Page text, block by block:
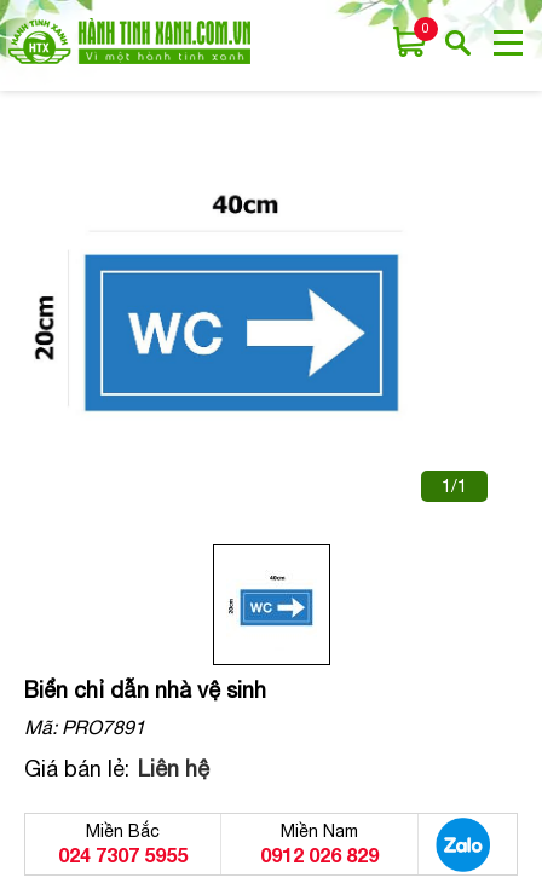
0
1/1
Biển chỉ dẫn nhà vệ sinh
Mã:PRO7891
Giá bán lẻ: Liên hệ
Miền Bắc
024 7307 5955
Miền Nam
0912 026 829